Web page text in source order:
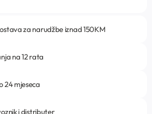
za narudžbe iznad 150KM
na 12 rata
24 mjeseca
i distributer